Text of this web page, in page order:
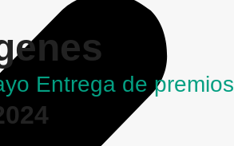
Entrega de premios